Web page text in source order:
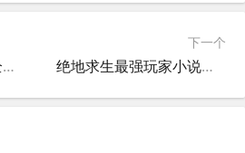
绝地求生丧尸模式：全新挑战来袭-绝地求生PUBG丧尸模式玩法详解
下一个
绝地求生最强玩家小说：巅峰对决-探索绝地求生最强玩家的成长之路